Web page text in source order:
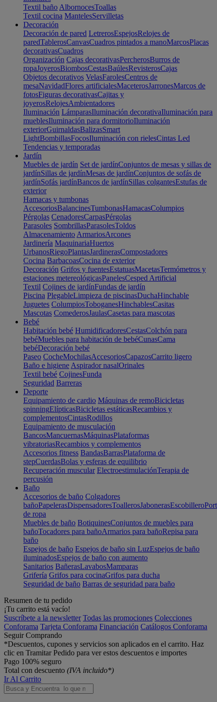
Textil baño AlbornocesToallas
Textil cocina MantelesServilletas
Decoración
Decoración de pared LetrerosEspejosRelojes de
paredTablerosCanvasCuadros pintados a manoMarcosPlacas
decorativasCuadros
Organización Cajas decorativasPercherosBurros de
ropaJoyerosBiombosCestasBaúlesRevisterosCajas
Objetos decorativos VelasFarolesCentros de
mesaNavidadFlores artificialesMaceterosJarronesMarcos de
fotosFiguras decorativasCajitas y
joyerosRelojesAmbientadores
Iluminación LámparasIluminación decorativaIluminación para
mueblesIluminación para dormitorioIluminación
exteriorGuirnaldasBalizasSmart
LightBombillasFocosIluminación con rielesCintas Led
Tendencias y temporadas
Jardín
Muebles de jardín Set de jardínConjuntos de mesas y sillas de
jardínSillas de jardínMesas de jardínConjuntos de sofás de
jardínSofás jardínBancos de jardínSillas colgantesEstufas de
exterior
Hamacas y tumbonas
AccesoriosBalancinesTumbonasHamacasColumpios
Pérgolas CenadoresCarpasPérgolas
Parasoles SombrillasParasolesToldos
Almacenamiento ArmariosArcones
Jardinería MaquinariaHuertos
UrbanosRiegoPlantasJardinerasCompostadores
Cocina BarbacoasCocina de exterior
Decoración Grifos y fuentesEstatuasMacetasTermómetros y
estaciones metereológicasPanelesCesped Artificial
Textil Cojines de jardínFundas de jardín
Piscina PlegableLimpieza de piscinasDuchaHinchable
Juguetes ColumpiosToboganesHinchablesCasitas
Mascotas ComederosJaulasCasetas para mascotas
Bebé
Habitación bebé HumidificadoresCestasColchón para
bebéMuebles para habitación de bebéCunasCama
bebéDecoración bebé
Paseo CocheMochilasAccesoriosCapazosCarrito ligero
Baño e higiene Aspirador nasalOrinales
Textil bebé CojinesFunda
Seguridad Barreras
Deporte
Equipamiento de cardio Máquinas de remoBicicletas
spinningElípticasBicicletas estáticasRecambios y
complementosCintasRodillos
Equipamiento de musculación
BancosMancuernasMáquinasPlataformas
vibratoriasRecambios y complementos
Accesorios fitness BandasBarrasPlataforma de
stepCuerdasBolas y esferas de equilibrio
Recuperación muscular ElectroestimulaciónTerapia de
percusión
Baño
Accesorios de baño Colgadores
bañoPapelerasDispensadoresToallerosJabonerasEscobillero
de ropa
Muebles de baño BotiquinesConjuntos de muebles para
bañoTocadores para bañoArmarios para bañoRepisa para
baño
Espejos de baño Espejos de baño sin LuzEspejos de baño
iluminadosEspejos de baño con aumento
Sanitarios BañerasLavabosMamparas
Grifería Grifos para cocinaGrifos para ducha
Seguridad de baño Barras de seguridad para baño
Resumen de tu pedido
¡Tu carrito está vacío!
Suscríbete a la newsletter Todas las promociones Colecciones
Conforama Tarjeta Conforama Financiación Catálogos Conforama
Seguir Comprando
*Descuentos, cupones y servicios son aplicados en el carrito. Haz
clic en Tramitar Pedido para ver estos descuentos e importes
Pago 100% seguro
Total con descuento (IVA incluido*)
Ir Al Carrito